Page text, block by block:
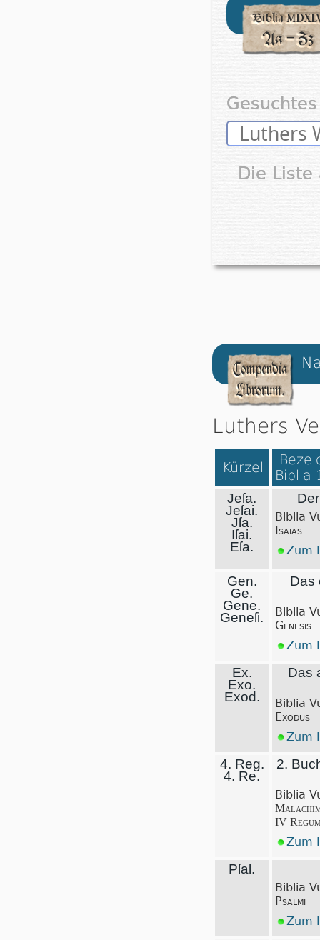
Die
Luthers
Kürzel
Biblia
Jeſa.
Jeſai.
Jſa.
Iſai.
Eſa.
Biblia
Isaias
Zum
Gen.
Ge.
Gene.
Geneſi.
Das
Biblia
Genesis
Zum
Ex.
Exo.
Exod.
Das
Biblia
Exodus
Zum
4. Reg.
4. Re.
2.
Biblia
IV
Zum
Pſal.
Biblia
Psalmi
Zum